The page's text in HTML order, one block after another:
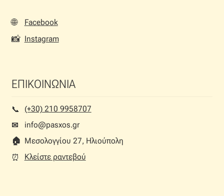
🌐 Facebook
📸 Instagram
ΕΠΙΚΟΙΝΩΝΙΑ
📞︎
(+30) 210 9958707
✉
info@pasxos.gr
🏠︎ Μεσολογγίου 27, Ηλιούπολη
⏰︎
Κλείστε ραντεβού